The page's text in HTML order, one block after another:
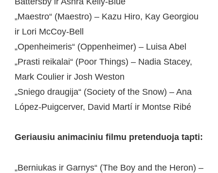
„Maestro“ (Maestro) – Kazu Hiro, Kay Georgiou
ir Lori McCoy-Bell
„Openheimeris“ (Oppenheimer) – Luisa Abel
„Prasti reikalai“ (Poor Things) – Nadia Stacey,
Mark Coulier ir Josh Weston
„Sniego draugija“ (Society of the Snow) – Ana
López-Puigcerver, David Martí ir Montse Ribé
Geriausiu animaciniu filmu pretenduoja tapti:
„Berniukas ir Garnys“ (The Boy and the Heron) –